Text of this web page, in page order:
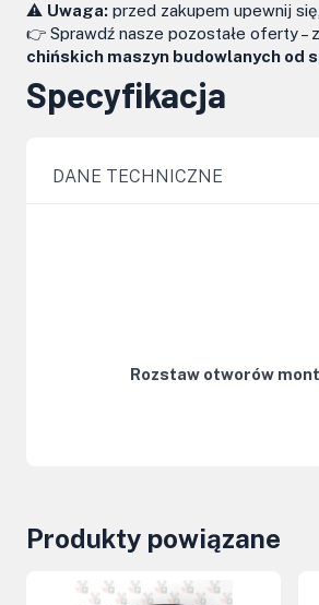
⚠️ Uwaga: przed zakupem upewnij
👉 Sprawdź nasze pozostałe oferty –
chińskich maszyn budowlanych od
Specyfikacja
DANE TECHNICZNE
Rozstaw otworów
Produkty powiązane